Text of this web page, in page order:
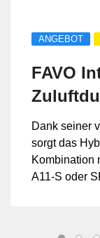
ANGEBOT
FAVO
Dank seiner
sorgt das
Kombination
A11-S oder